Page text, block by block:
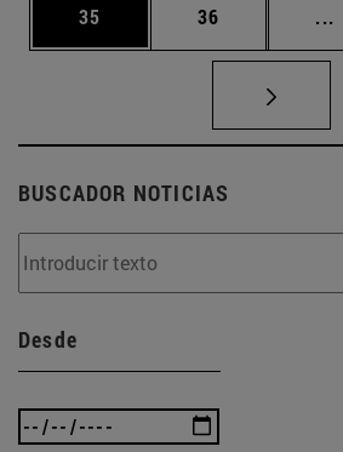
Página
35 Página
36 ...
BUSCADOR NOTICIAS
Desde